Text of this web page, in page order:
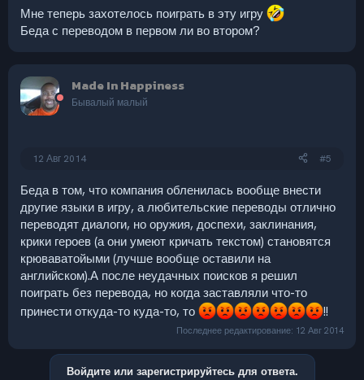
Мне теперь захотелось поиграть в эту игру
Беда с переводом в первом ли во втором?
Made In Happiness
Бывалый малый
12 Авг 2014 #5
Беда в том, что компания обленилась вообще внести
другие языки в игру, а любительские переводы отлично
переводят диалоги, но оружия, доспехи, заклинания,
крики героев (а они умеют кричать текстом) становятся
крюваватойыми (лучше вообще оставили на
английском).А после неудачных поисков я решил
поиграть без перевода, но когда заставляли что-то
принести откуда-то куда-то, то
!!
Последнее редактирование: 12 Авг 2014
Войдите или зарегистрируйтесь для ответа.